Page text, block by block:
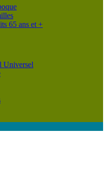
65 ans et +
Universel